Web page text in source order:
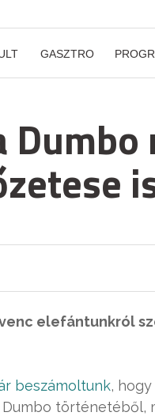
GASZTRO
elefántunkról
beszámoltunk,